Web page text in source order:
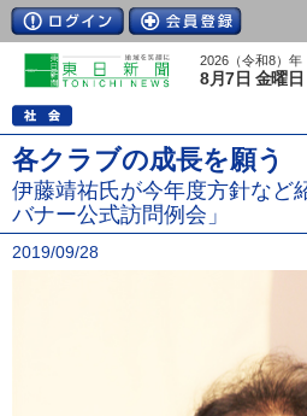
2026（令和8）年
8月7日 金曜日
各クラブの成長を願う
伊藤靖祐氏が今年度方針など
バナー公式訪問例会」
2019/09/28